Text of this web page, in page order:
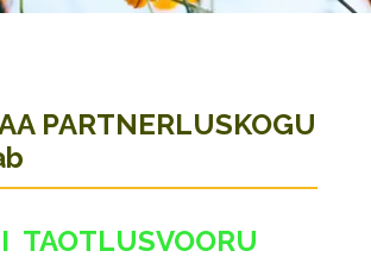
PARTNERLUSKOGU
TAOTLUSVOORU